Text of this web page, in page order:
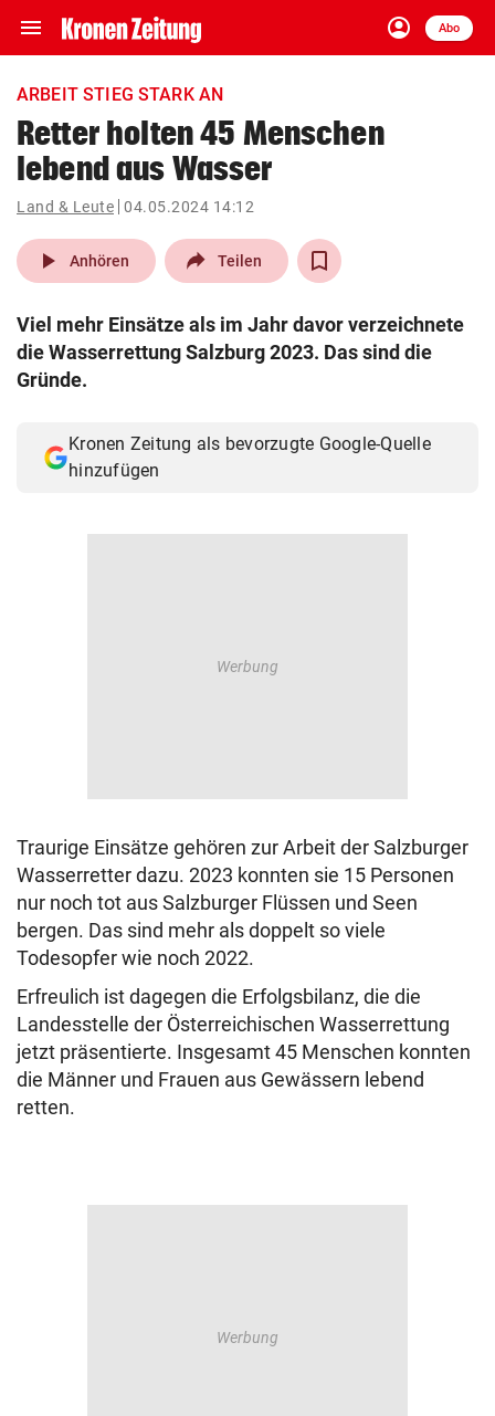
menu Navigation
ein-/ausklappen
account_circle
Anmelden
Abo
close Schließen
account_circle Anmelden
pin_drop
Wien arrow_right
search
Suchbegriff
Muthgasse 2, 1190 Wien
ARBEIT STIEG STARK AN
Retter holten 45 Menschen
lebend aus Wasser
Land & Leute 04.05.2024 14:12
play_arrow Anhören Teilen
Viel mehr Einsätze als im Jahr davor verzeichnete
die Wasserrettung Salzburg 2023. Das sind die
Gründe.
Kronen Zeitung als bevorzugte Google-Quelle
hinzufügen
Traurige Einsätze gehören zur Arbeit der Salzburger
Wasserretter dazu. 2023 konnten sie 15 Personen
nur noch tot aus Salzburger Flüssen und Seen
bergen. Das sind mehr als doppelt so viele
Todesopfer wie noch 2022.
Erfreulich ist dagegen die Erfolgsbilanz, die die
Landesstelle der Österreichischen Wasserrettung
jetzt präsentierte. Insgesamt 45 Menschen konnten
die Männer und Frauen aus Gewässern lebend
retten.